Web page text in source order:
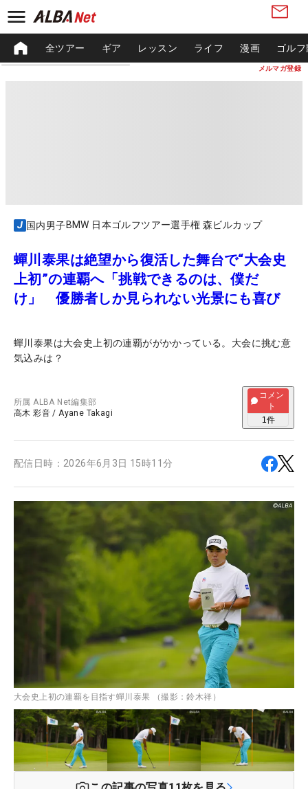
メルマガ登録
全ツアー ギア レッスン ライフ 漫画 ゴル
国内男子BMW 日本ゴルフツアー選手権 森ビルカップ
蟬川泰果は絶望から復活した舞台で“大会史
上初”の連覇へ「挑戦できるのは、僕だ
け」 優勝者しか見られない光景にも喜び
蟬川泰果は大会史上初の連覇ががかかっている。大会に挑む意
気込みは？
所属ALBA Net編集部
高木 彩音 /Ayane Takagi
コメン
ト
1件
配信日時： 2026年6月3日 15時11分
大会史上初の連覇を目指す蟬川泰果 （撮影：鈴木祥）